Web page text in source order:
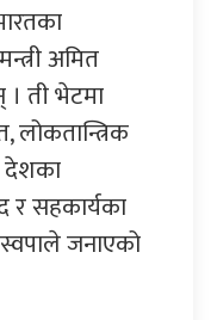
अमित
ती भेटमा
लोकतान्त्रिक
देशका
सहकार्यका
जनाएको